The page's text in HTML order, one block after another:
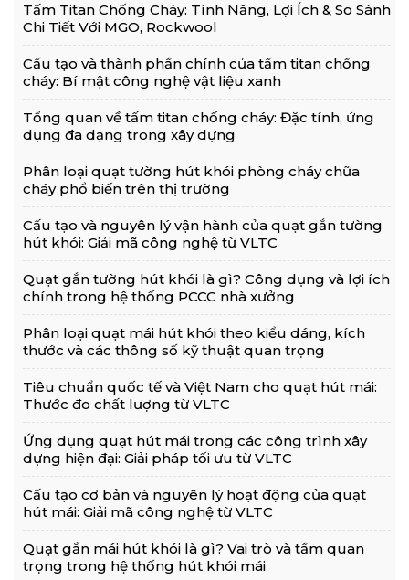
Tấm Titan Chống Cháy: Tính Năng, Lợi Ích & So Sánh
Chi Tiết Với MGO, Rockwool
Cấu tạo và thành phần chính của tấm titan chống
cháy: Bí mật công nghệ vật liệu xanh
Tổng quan về tấm titan chống cháy: Đặc tính, ứng
dụng đa dạng trong xây dựng
Phân loại quạt tường hút khói phòng cháy chữa
cháy phổ biến trên thị trường
Cấu tạo và nguyên lý vận hành của quạt gắn tường
hút khói: Giải mã công nghệ từ VLTC
Quạt gắn tường hút khói là gì? Công dụng và lợi ích
chính trong hệ thống PCCC nhà xưởng
Phân loại quạt mái hút khói theo kiểu dáng, kích
thước và các thông số kỹ thuật quan trọng
Tiêu chuẩn quốc tế và Việt Nam cho quạt hút mái:
Thước đo chất lượng từ VLTC
Ứng dụng quạt hút mái trong các công trình xây
dựng hiện đại: Giải pháp tối ưu từ VLTC
Cấu tạo cơ bản và nguyên lý hoạt động của quạt
hút mái: Giải mã công nghệ từ VLTC
Quạt gắn mái hút khói là gì? Vai trò và tầm quan
trọng trong hệ thống hút khói mái